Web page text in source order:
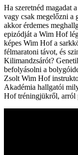
Ha szeretnéd magadat
vagy csak megelőzni a
akkor érdemes
epizódját a Wim Hof
képes Wim Hof a
félmaratoni távot, és
Kilimandzsárót?
befolyásolni a
Zsolt Wim Hof
Akadémia hallgatói
Hof tréningjükről, arról